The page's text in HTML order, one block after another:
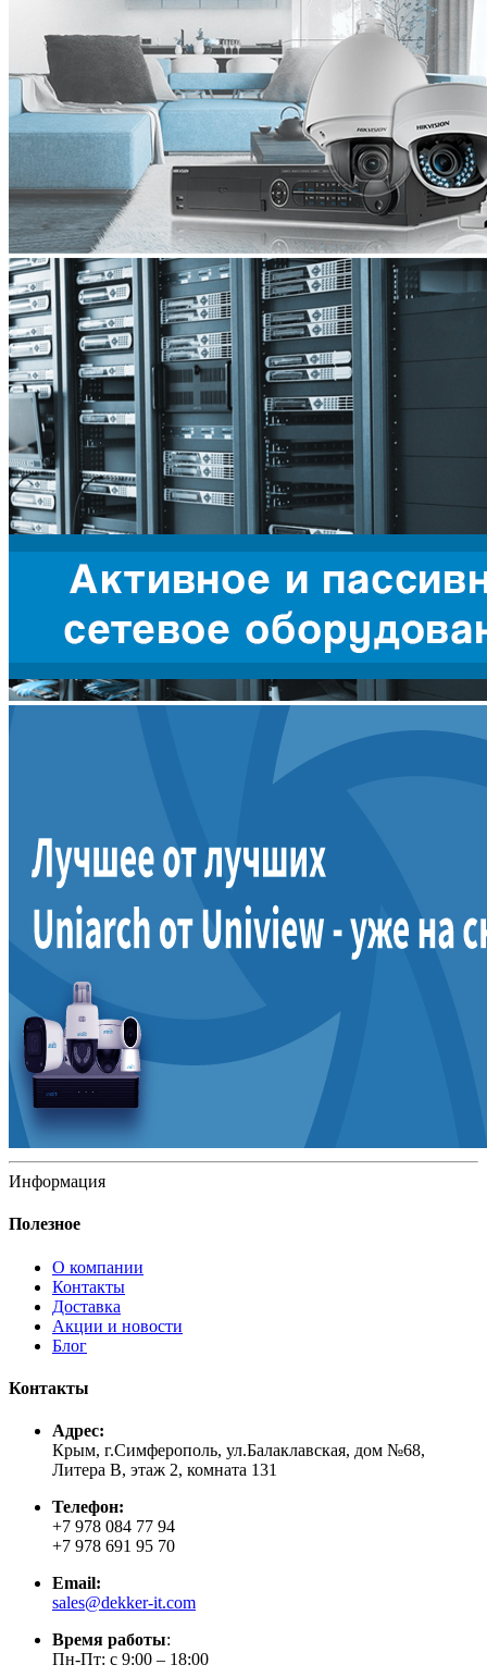
Информация
Полезное
О компании
Контакты
Доставка
Акции и новости
Блог
Контакты
Адрес:
Крым, г.Симферополь, ул.Балаклавская, дом №68,
Литера В, этаж 2, комната 131
Телефон:
+7 978 084 77 94
+7 978 691 95 70
Email:
sales@dekker-it.com
Время работы:
Пн-Пт: с 9:00 – 18:00